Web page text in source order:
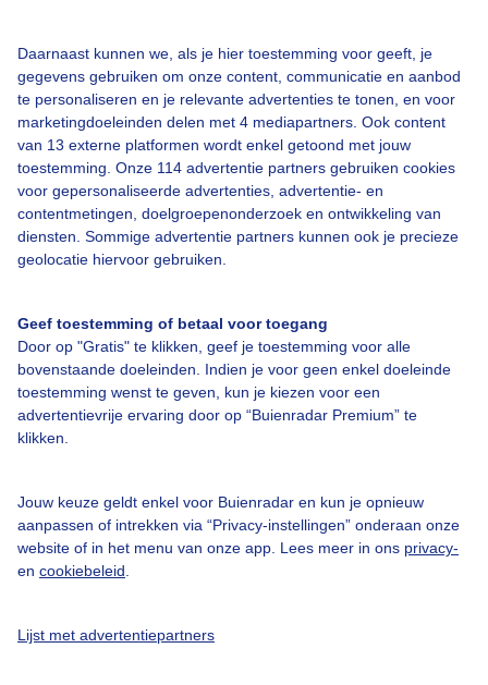
Daarnaast kunnen we, als je hier toestemming voor geeft, je
gegevens gebruiken om onze content, communicatie en aanbod
te personaliseren en je relevante advertenties te tonen, en voor
marketingdoeleinden delen met 4 mediapartners. Ook content
van 13 externe platformen wordt enkel getoond met jouw
toestemming. Onze 114 advertentie partners gebruiken cookies
voor gepersonaliseerde advertenties, advertentie- en
contentmetingen, doelgroepenonderzoek en ontwikkeling van
diensten. Sommige advertentie partners kunnen ook je precieze
geolocatie hiervoor gebruiken.
Geef toestemming of betaal voor toegang
Door op "Gratis" te klikken, geef je toestemming voor alle
bovenstaande doeleinden. Indien je voor geen enkel doeleinde
toestemming wenst te geven, kun je kiezen voor een
advertentievrije ervaring door op “Buienradar Premium” te
klikken.
Jouw keuze geldt enkel voor Buienradar en kun je opnieuw
aanpassen of intrekken via “Privacy-instellingen” onderaan onze
website of in het menu van onze app. Lees meer in ons privacy-
en cookiebeleid
Lijst met advertentiepartners
Een moment geduld aub...
Bedrijfsgegevens
Veelgestelde vragen
Contact
Adverteren
Buienradar Team
Cookie beleid